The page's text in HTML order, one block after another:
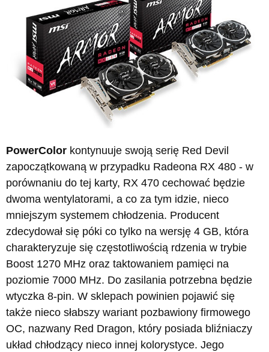
PowerColor kontynuuje swoją serię Red Devil
zapoczątkowaną w przypadku Radeona RX 480 - w
porównaniu do tej karty, RX 470 cechować będzie
dwoma wentylatorami, a co za tym idzie, nieco
mniejszym systemem chłodzenia. Producent
zdecydował się póki co tylko na wersję 4 GB, która
charakteryzuje się częstotliwością rdzenia w trybie
Boost 1270 MHz oraz taktowaniem pamięci na
poziomie 7000 MHz. Do zasilania potrzebna będzie
wtyczka 8-pin. W sklepach powinien pojawić się
także nieco słabszy wariant pozbawiony firmowego
OC, nazwany Red Dragon, który posiada bliźniaczy
układ chłodzący nieco innej kolorystyce. Jego